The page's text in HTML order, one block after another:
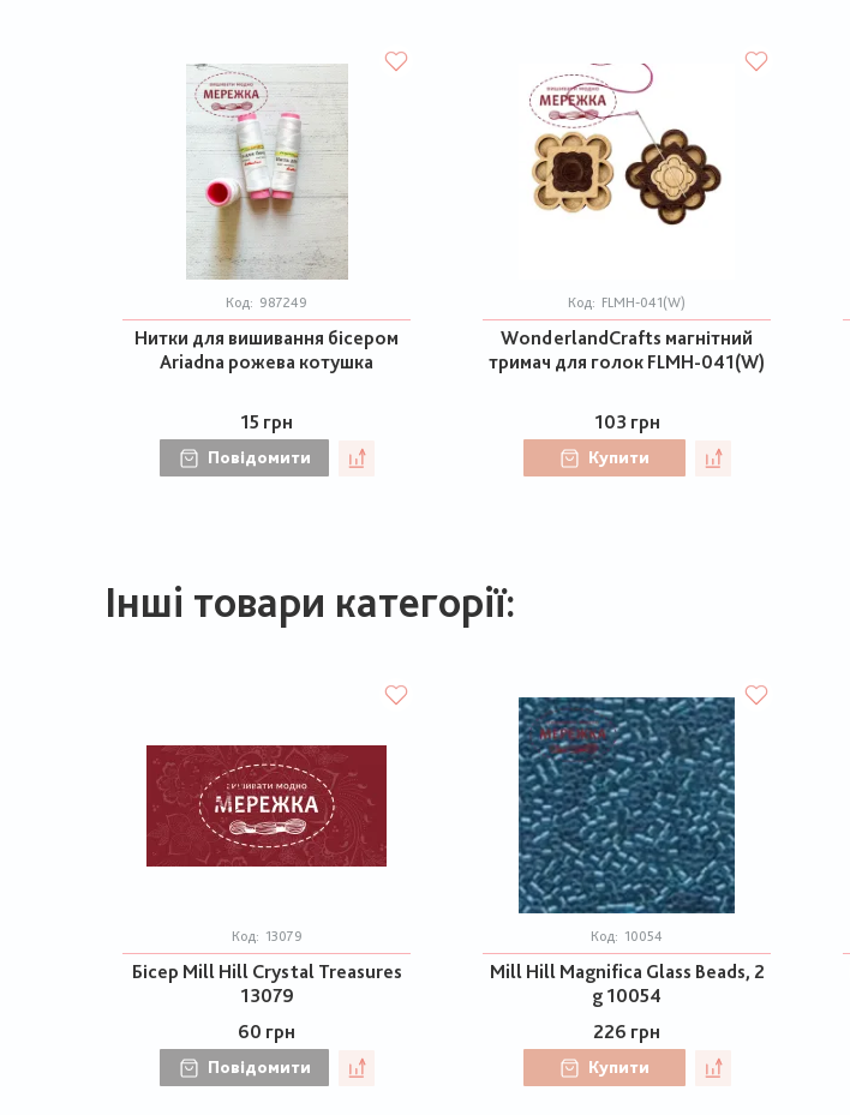
Код: 987249
Нитки для вишивання бісером
Ariadna рожева котушка
15 грн
Повідомити
Код: FLMH-041(W)
WonderlandCrafts магнітний
тримач для голок FLMH-041(W)
103 грн
Купити
Інші товари категорії:
Код: 13079
Бісер Mill Hill Crystal Treasures
13079
60 грн
Повідомити
Код: 10054
Mill Hill Magnifica Glass Beads, 2
g 10054
226 грн
Купити